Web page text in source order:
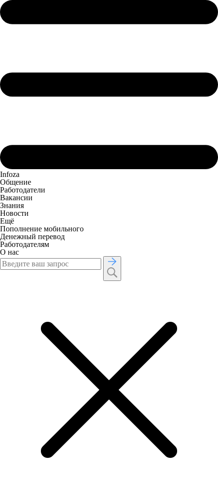
Infoza
Общение
Работодатели
Вакансии
Знания
Новости
Ещё
Пополнение мобильного
Денежный перевод
Работодателям
О нас